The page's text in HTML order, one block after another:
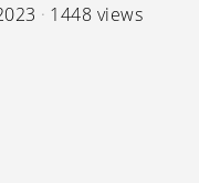
1448 views